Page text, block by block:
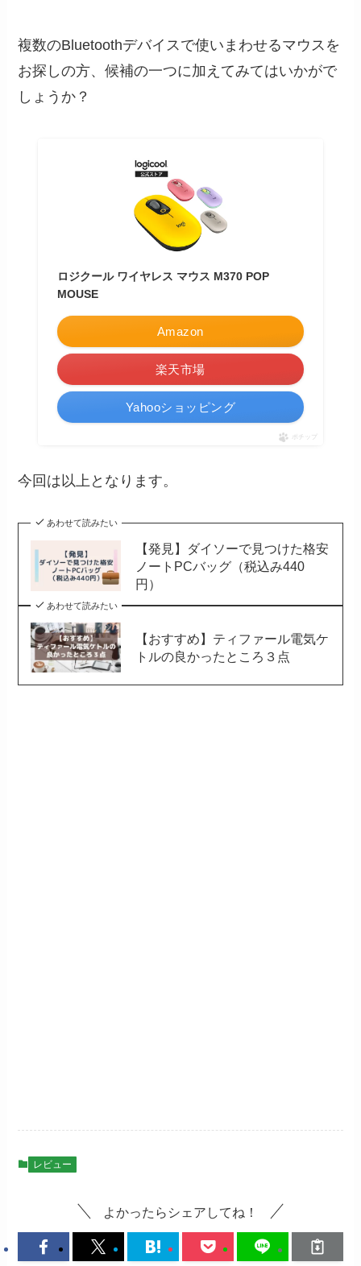
複数のBluetoothデバイスで使いまわせるマウスを
お探しの方、候補の一つに加えてみてはいかがで
しょうか？
ロジクール ワイヤレス マウス M370 POP
MOUSE
Amazon
楽天市場
Yahooショッピング
ポチップ
今回は以上となります。
あわせて読みたい
【発見】ダイソーで見つけた格安
ノートPCバッグ（税込み440
円）
あわせて読みたい
【おすすめ】ティファール電気ケ
トルの良かったところ３点
レビュー
よかったらシェアしてね！